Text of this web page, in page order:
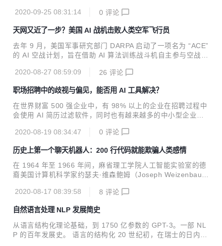
等。
2020-09-25 08:31:14 0 评论
天网又近了一步？美国 AI 战机击败人类空军飞行员
去年 9 月，美国军事研究部门 DARPA 启动了一项名为 “ACE”
的 AI 空战计划，旨在借助 AI 算法训练战斗机自主参与空战。
ster 报道，近日，美国军事研究部门 DARPA 举办了一场人工
飞行模拟器进行。最终，一个被称为 Falco 的人工智能战斗机
在一系列虚拟空战中击败了一名战场经验丰富的美国空军教
官。 该比赛采用 1V1 的对战模式，每位玩家坐在一架由计算
康条，同时避免自身受到伤害。在这场比赛...
2020-08-27 08:59:09 26 评论
职场招聘中的歧视与偏见，能否用 AI 工具解决？
在世界财富 500 强企业中，有 98% 以上的企业在招聘过程中
会使用 AI 简历过滤软件，同时也有越来越多的中小型企业使
在偏见问题。
2020-08-19 08:34:47 0 评论
历史上第一个聊天机器人：200 行代码就能欺骗人类感情
在 1964 年至 1966 年间，麻省理工学院人工智能实验室的德
裔美国计算机科学家约瑟夫·维森鲍姆（Joseph Weizenbau
字源于爱尔兰剧作家萧伯纳的戏剧作品《卖花女》中的角色，
式，变成大使馆舞会上人人艳羡的“匈牙利王家公主”。作为世
界上第一个聊天机器人，Eliza 被其作者赋予了充满戏剧性的
内涵。 尽管在当时已经存在一些基本的数字语言生成器（可以
2020-08-17 08:39:58 8 评论
自然语言处理 NLP 发展简史
从语言结构化理论基础，到 1750 亿参数的 GPT-3。一部 NL
P 的百年发展史。 语言的结构化 20 世纪初，在瑞士的日内瓦